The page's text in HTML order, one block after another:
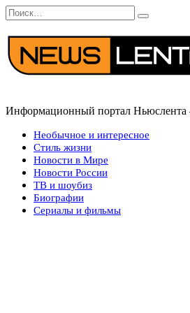
Перейти
к
содержанию
Search
for:
Информационный портал Ньюслента
Необычное и интересное
Стиль жизни
Новости в Мире
Новости России
ТВ и шоубиз
Биографии
Сериалы и фильмы